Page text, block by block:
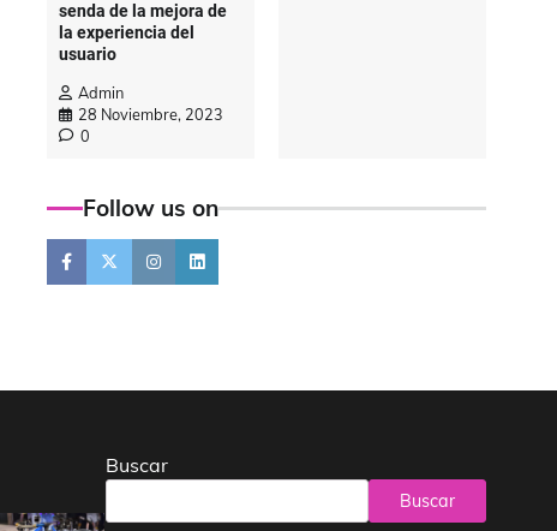
senda de la mejora de
la experiencia del
usuario
Admin
28 Noviembre, 2023
0
Follow us on
Buscar
Buscar